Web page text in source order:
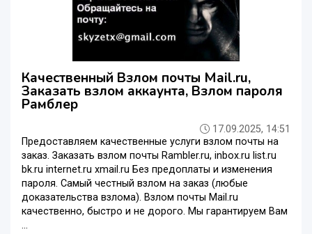
Качественный Взлом почты Mail.ru,
Заказать взлом аккаунта, Взлом пароля
Рамблер
17.09.2025, 14:51
Предоставляем качественные услуги взлом почты на
заказ. Заказать взлoм почты Rambler.ru, inbox.ru list.ru
bk.ru internet.ru xmail.ru Без предоплаты и изменения
пароля. Самый честный взлом на заказ (любые
доказательства взлома). Bзлом почты Mail.ru
качественно, быстро и не дорого. Мы гарантируем Вам
...